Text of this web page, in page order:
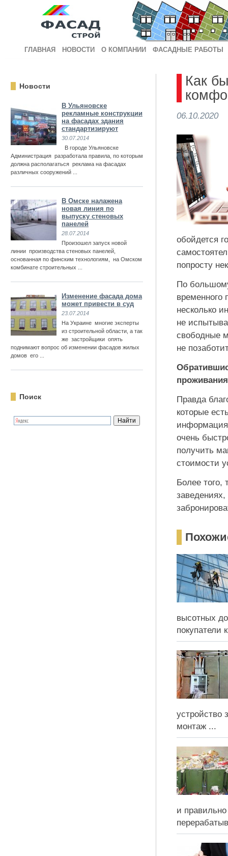
ГЛАВНАЯ НОВОСТИ О КОМПАНИИ ФАСАДНЫЕ РАБОТЫ
Новости
В Ульяновске
рекламные конструкции
на фасадах здания
стандартизируют
30.07.2014
В городе Ульяновске
Администрация разработала правила, по которым
должна располагаться реклама на фасадах
различных сооружений ...
В Омске налажена
новая линия по
выпуску стеновых
панелей
28.07.2014
Произошел запуск новой
линии производства стеновых панелей,
основанная по финским технологиям, на Омском
комбинате строительных ...
Изменение фасада дома
может привести в суд
23.07.2014
На Украине многие эксперты
из строительной области, а так
же застройщики опять
поднимают вопрос об изменении фасадов жилых
домов его ...
Поиск
Как
06.10.2020
обойдется
попросту
По
временного
несколько
не
свободные
не
проживания
Правда
которые
очень
получить
стоимости
Более того,
высотных
покупатели
устройство
монтаж ...
и